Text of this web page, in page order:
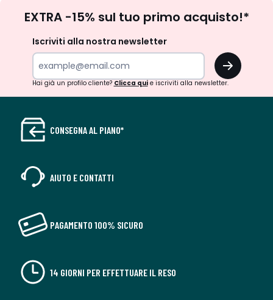
newsletter
EXTRA -15% sul tuo primo acquisto!*
Iscriviti alla nostra newsletter
OK
Hai già un profilo cliente? Clicca quie iscriviti alla newsletter.
CONSEGNA AL PIANO*
AIUTO E CONTATTI
PAGAMENTO 100% SICURO
14 GIORNI PER EFFETTUARE IL RESO